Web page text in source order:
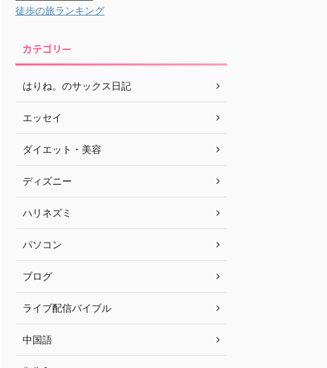
徒歩の旅ランキング
カテゴリー
はりね。のサックス日記
エッセイ
ダイエット・美容
ディズニー
ハリネズミ
パソコン
ブログ
ライブ配信バイブル
中国語